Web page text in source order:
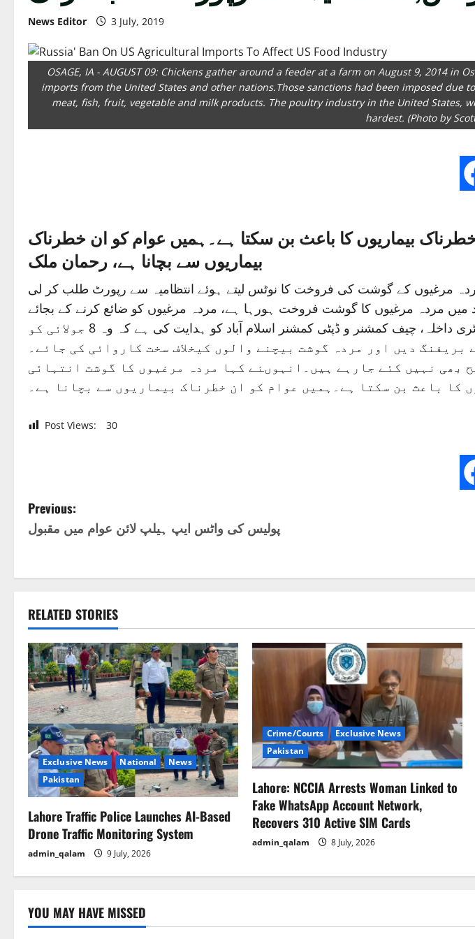
News Editor 3 July, 2019
OSAGE, IA - AUGUST 09: Chickens gather around a feeder at a farm on August 9, 2014
imports from the United States and other nations.Those sanctions had been imposed due
meat, fish, fruit, vegetable and milk products. The poultry industry in the United States,
hardest. (Photo by
بیماریوں کا باعث بن سکتا ہے۔ہمیں عوام کو ان خطرناک
بیماریوں سے بچانا ہے، رحمان ملک
مردہ مرغیوں کے گوشت کی فروخت کا نوٹس لیتے ہوئے انتظامیہ سے رپورٹ طلب کر لی
میں مردہ مرغیوں کا گوشت فروخت ہورہا ہے، مردہ مرغیوں کو ضائع کرنے کے بجائے
کاٹ کر گوشت کی صورت میں فروخت کیا جا رہا ہے، سینیٹر رحمان ملک نے سیکرٹری داخلہ، چیف کمشنر و ڈپٹی کمشنر اسلام آباد کو ہدایت کی ہے کہ وہ 8 جولائی کو
دیں اور مردہ گوشت بیچنے والوں کیخلاف سخت کاروائی کی جائے۔
بھی نہیں کئے جارہے ہیں۔انہوںنے کہا مردہ مرغیوں کا گوشت انتہائی
کا باعث بن سکتا ہے۔ہمیں عوام کو ان خطرناک بیماریوں سے بچانا ہے۔
Post Views: 30
P
o
s
n
a
v
i
g
a
t
i
o
Previous:
پولیس کی واٹس ایپ ہیلپ لائن عوام میں مقبول
RELATED STORIES
Exclusive News National
News
Pakistan
Lahore Traffic Police Launches AI-Based
Drone Traffic Monitoring System
admin_qalam 9 July, 2026
Crime/Courts
Exclusive News
Pakistan
Lahore: NCCIA Arrests Woman Linked to
Fake WhatsApp Account Network,
Recovers 310 Active SIM Cards
admin_qalam 8 July, 2026
YOU MAY HAVE MISSED